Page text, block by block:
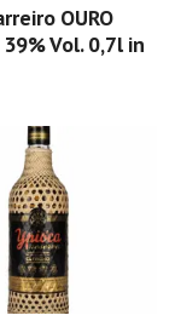
OURO
39% Vol. 0,7l in